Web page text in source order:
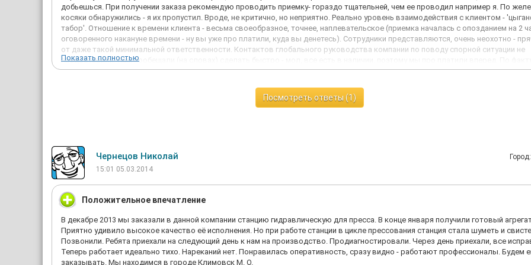
добьешься. При получении заказа рекомендую проводить приемку- гораздо тщательней, чем ее проводил например я. По
косяки обнаружились - я их пропустил. Вроде, не критично, но неприятно. Реально уровень взаимодействия с клиентом -
табор'. Отношение к времени клиента - весьма своеобразное, точнее, наплевательское (приемка началась с опозданием на 2
оговоренного накануне времени - ну вы уже про платили, куда вы денетесь). Сотрудники представляются, очень неохотно -
от даже такой минимальной ответственности. Контактов глобального руководства компании по поводу спорной ситуации не
предоставили. Нам пообещали (на словах) сделать быстро - мол, все есть в наличии, поэтому мы про платили вперед. По факту
быстро не получилось- получилось как у пряморуких компаний, зато геморроя получили лопату и еще вовсе не факт, что будет
Концов просто не найдешь- как в таборе. Кстати, по ул. Нижняя нет ГК 'Гидроэнергия' - я спрашивал у охраны. Сейчас не можем
получить описания масло станции - уверяют, что в природе она как бы существует, но что-то там кто-то кому-то поручал, а кто-
Сижу вот, жду у моря погоды- ни ответа, ни привета по поводу документов для бухгалтерии и обещанного описания для
специалистов. Кому интересно, могу рассказать историю успеха в красках. Тел.: +7-937-886-26-56.
Показать полностью
Посмотреть ответы (1)
Чернецов Николай
15:01 05.03.2014
Положительное впечатление
В декабре 2013 мы заказали в данной компании станцию гидравлическую для пресса. В конце января получили готовый
Приятно удивило высокое качество её исполнения. Но при работе станции в цикле прессования станция стала шуметь и
Позвонили. Ребята приехали на следующий день к нам на производство. Продиагностировали. Через день приехали, все
Теперь работает идеально тихо. Нареканий нет. Понравилась оперативность, сразу видно - работают профессионалы. Будем
заказывать. Мы находимся в городе Климовск М. О.